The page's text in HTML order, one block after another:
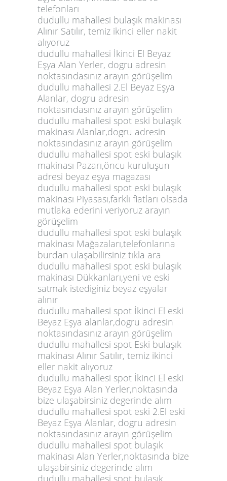
telefonları
dudullu mahallesi bulaşık makinası
Alınır Satılır, temiz ikinci eller nakit
alıyoruz
dudullu mahallesi İkinci El Beyaz
Eşya Alan Yerler, dogru adresin
noktasındasınız arayın görüşelim
dudullu mahallesi 2.El Beyaz Eşya
Alanlar, dogru adresin
noktasındasınız arayın görüşelim
dudullu mahallesi spot eski bulaşık
makinası Alanlar,dogru adresin
noktasındasınız arayın görüşelim
dudullu mahallesi spot eski bulaşık
makinası Pazarı,öncu kuruluşun
adresi beyaz eşya magazası
dudullu mahallesi spot eski bulaşık
makinası Piyasası,farklı fiatları olsada
mutlaka ederini veriyoruz arayın
görüşelim
dudullu mahallesi spot eski bulaşık
makinası Mağazaları,telefonlarına
burdan ulaşabilirsiniz tıkla ara
dudullu mahallesi spot eski bulaşık
makinası Dükkanları,yeni ve eski
satmak istediginiz beyaz eşyalar
alınır
dudullu mahallesi spot İkinci El eski
Beyaz Eşya alanlar,dogru adresin
noktasındasınız arayın görüşelim
dudullu mahallesi spot Eski bulaşık
makinası Alınır Satılır, temiz ikinci
eller nakit alıyoruz
dudullu mahallesi spot İkinci El eski
Beyaz Eşya Alan Yerler,noktasında
bize ulaşabirsiniz degerinde alım
dudullu mahallesi spot eski 2.El eski
Beyaz Eşya Alanlar, dogru adresin
noktasındasınız arayın görüşelim
dudullu mahallesi spot bulaşık
makinası Alan Yerler,noktasında bize
ulaşabirsiniz degerinde alım
dudullu mahallesi spot bulaşık